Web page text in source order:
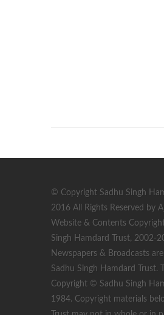
© Copyright Sadhu Singh
2016 All Rights Reserved by
Website & Contents
Singh Hamdard Trust, 2002-
Newspapers & Broadcasts
Sadhu Singh Hamdard Trust.
Copyright © Sadhu Singh
1984. Copyright materials